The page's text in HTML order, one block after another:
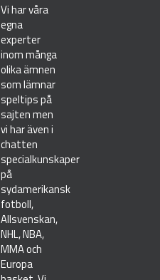
Vi har våra
egna
experter
inom många
olika ämnen
som lämnar
speltips på
sajten men
vi har även i
chatten
specialkunskaper
på
sydamerikansk
fotboll,
Allsvenskan,
NHL, NBA,
MMA och
Europa